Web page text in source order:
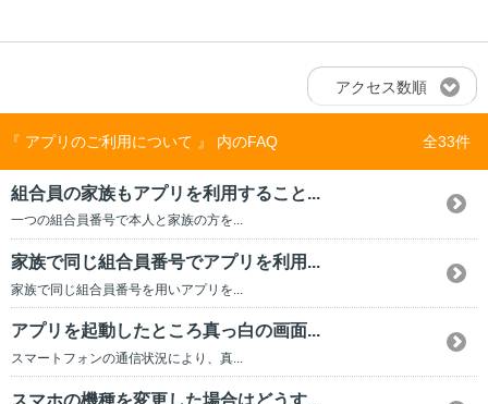
アクセス数順
『 アプリのご利用について 』 内のFAQ 全33件
組合員の家族もアプリを利用すること...
一つの組合員番号で本人と家族の方を...
家族で同じ組合員番号でアプリを利用...
家族で同じ組合員番号を用いアプリを...
アプリを起動したところ真っ白の画面...
スマートフォンの通信状況により、真...
スマホの機種を変更した場合はどうす...